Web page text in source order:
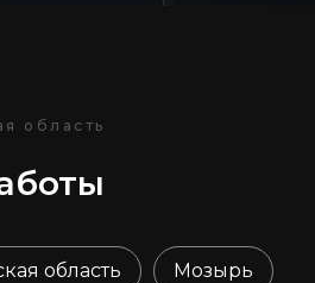
область
область Мозырь